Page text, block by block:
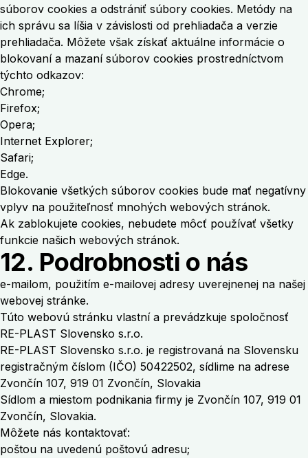
súborov cookies a odstrániť súbory cookies. Metódy na
ich správu sa líšia v závislosti od prehliadača a verzie
prehliadača. Môžete však získať aktuálne informácie o
blokovaní a mazaní súborov cookies prostredníctvom
týchto odkazov:
Chrome;
Firefox;
Opera;
Internet Explorer;
Safari;
Edge.
Blokovanie všetkých súborov cookies bude mať negatívny
vplyv na použiteľnosť mnohých webových stránok.
Ak zablokujete cookies, nebudete môcť používať všetky
funkcie našich webových stránok.
12. Podrobnosti o nás
e-mailom, použitím e-mailovej adresy uverejnenej na našej
webovej stránke.
Túto webovú stránku vlastní a prevádzkuje spoločnosť
RE-PLAST Slovensko s.r.o.
RE-PLAST Slovensko s.r.o. je registrovaná na Slovensku
registračným číslom (IČO) 50422502, sídlime na adrese
Zvončín 107, 919 01 Zvončín, Slovakia
Sídlom a miestom podnikania firmy je Zvončín 107, 919 01
Zvončín, Slovakia.
Môžete nás kontaktovať:
poštou na uvedenú poštovú adresu;